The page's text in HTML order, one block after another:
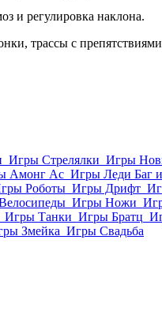
и регулировка наклона.
трассы с
Игры Стрелялки Игры
Амонг Ас Игры Леди Баг
Роботы Игры Дрифт
Игры Ножи
Игры Танки Игры Братц
Змейка Игры Свадьба